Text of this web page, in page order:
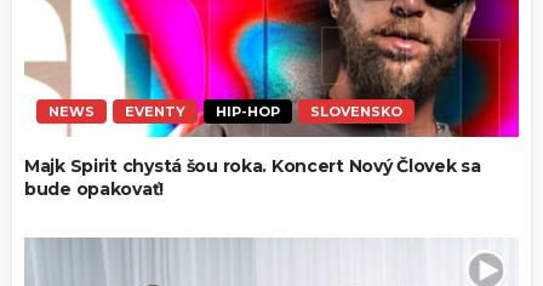
NEWS EVENTY HIP-HOP SLOVENSKO
Majk Spirit chystá šou roka. Koncert Nový Človek sa
bude opakovať!